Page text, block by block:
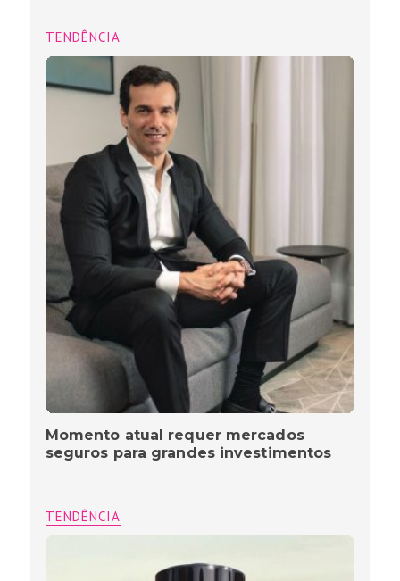
TENDÊNCIA
Momento atual requer mercados
seguros para grandes investimentos
TENDÊNCIA